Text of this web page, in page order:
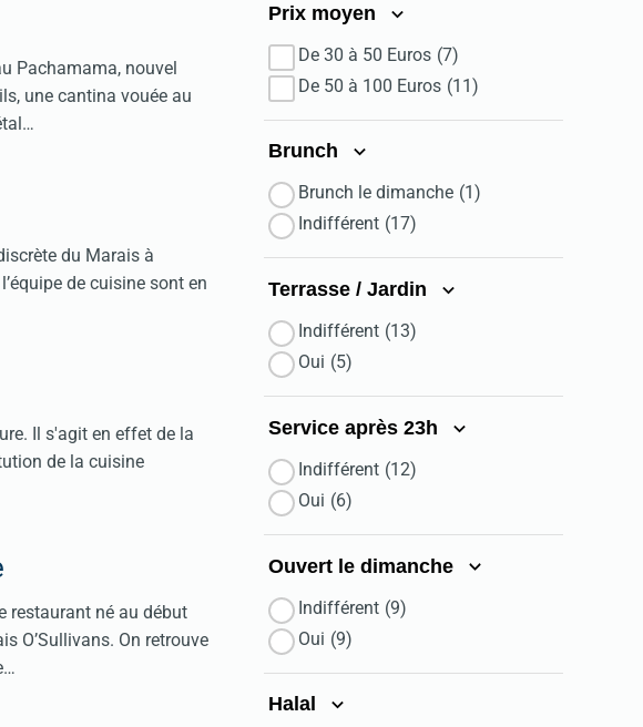
Pachamama, nouvel
une cantina vouée au
du Marais à
de cuisine sont en
Il s'agit en effet de la
de la cuisine
restaurant né au début
O’Sullivans. On retrouve
Prix moyen
De 30 à 50 Euros (7)
De 50 à 100 Euros (11)
Brunch
Brunch le dimanche (1)
Indifférent (17)
Terrasse / Jardin
Indifférent (13)
Oui (5)
Service après 23h
Indifférent (12)
Oui (6)
Ouvert le dimanche
Indifférent (9)
Oui (9)
Halal